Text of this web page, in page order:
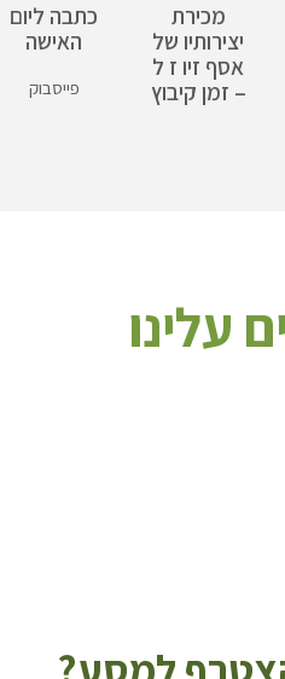
כתבה ליום
האישה
פייסבוק
מכירת
יצירותיו של
אסף זיו ז ל
– זמן קיבוץ
עלינו